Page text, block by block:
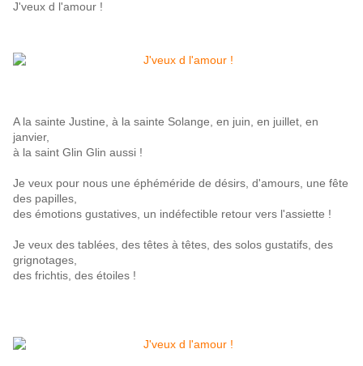
J'veux d l'amour !
A la sainte Justine, à la sainte Solange, en juin, en juillet, en
janvier,
à la saint Glin Glin aussi !
Je veux pour nous une éphéméride de désirs, d'amours, une fête
des papilles,
des émotions gustatives, un indéfectible retour vers l'assiette !
Je veux des tablées, des têtes à têtes, des solos gustatifs, des
grignotages,
des frichtis, des étoiles !